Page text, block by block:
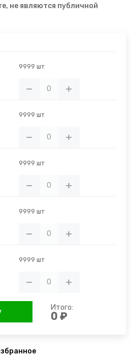
не являются публичной
9999 шт
9999 шт
9999 шт
9999 шт
9999 шт
Итого:
0 ₽